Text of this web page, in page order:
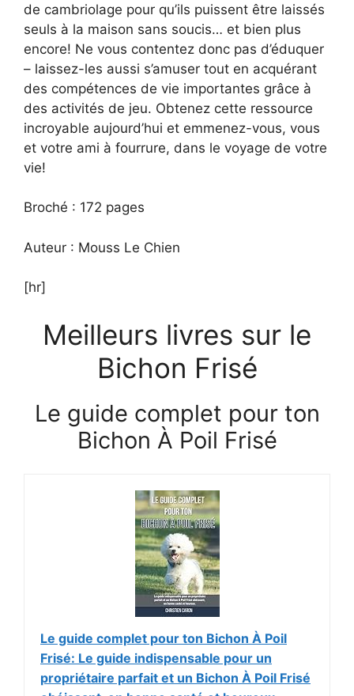
de cambriolage pour qu’ils puissent être laissés
seuls à la maison sans soucis… et bien plus
encore! Ne vous contentez donc pas d’éduquer
– laissez-les aussi s’amuser tout en acquérant
des compétences de vie importantes grâce à
des activités de jeu. Obtenez cette ressource
incroyable aujourd’hui et emmenez-vous, vous
et votre ami à fourrure, dans le voyage de votre
vie!
Broché : 172 pages
Auteur : Mouss Le Chien
[hr]
Meilleurs livres sur le
Bichon Frisé
Le guide complet pour ton
Bichon À Poil Frisé
Le guide complet pour ton Bichon À Poil
Frisé: Le guide indispensable pour un
propriétaire parfait et un Bichon À Poil Frisé